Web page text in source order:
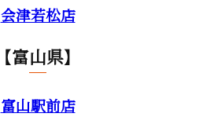
会津若松店
【富山県】
富山駅前店